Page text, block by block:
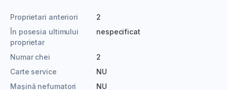
Proprietari anteriori
2
În posesia ultimului
proprietar
nespecificat
Numar chei
2
Carte service
NU
Mașină nefumatori
NU